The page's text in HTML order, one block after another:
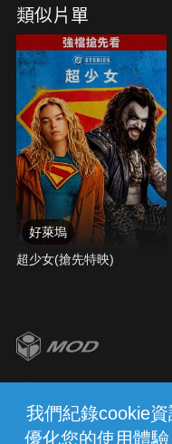
我們紀錄cookie
優化您的使用體
和唐老大一較高下，也
束，布萊恩輸得一塌塗
締，布萊恩救了唐老大
的權力核心，唐老大的
但是他們都不知道布萊
恩滲入賽車圈的目的是
有嫌疑的就是唐老大和
水火不相容的情勢，布
來越深，但是他也同時
必須儘快查出誰才是真
際，在法律和友情之間
類似片單
好萊塢
超少女(搶先特映)
中華電信股份